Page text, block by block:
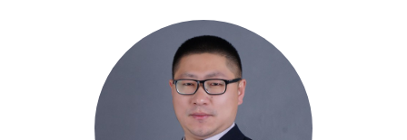
不满，因此为了让我们变得更“完整”，结果我们拼命来弥
补，表面上试图救赎自己的努力，不但没有让我们得到救
赎，反倒破坏了人性与人生的自然——人生本是一种自然的
流淌，人性的释放，但对于有执念的人来说重要的只有结
果，自我价值的证明。因此他往往会逼迫证明自己，完美自